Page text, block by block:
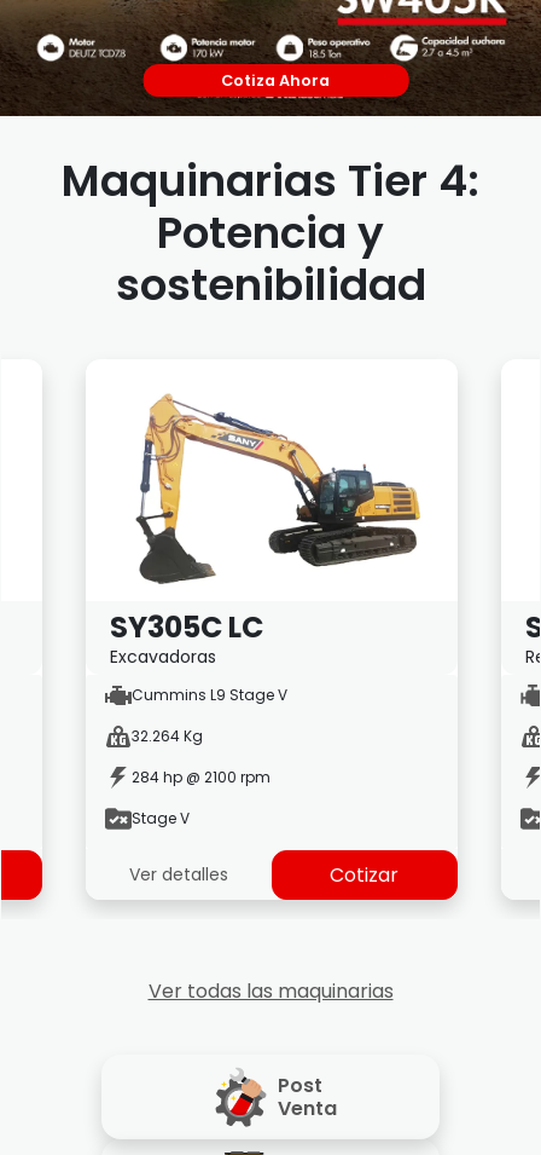
Cotiza Ahora
Maquinarias Tier 4:
Potencia y
sostenibilidad
SY305C LC
Excavadoras
Cummins L9 Stage V
32.264 Kg
284 hp @ 2100 rpm
Stage V
Ver detalles Cotizar
Ver todas las maquinarias
Post
Venta